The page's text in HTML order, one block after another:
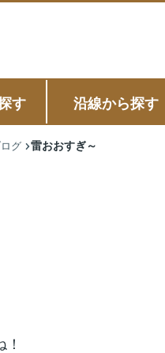
す 沿線から探す
グ 雷おおすぎ～